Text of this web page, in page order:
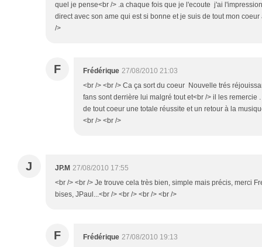
quel je pense<br /> .a chaque fois que je l'ecoute j'ai
direct avec son ame qui est si bonne et je suis de tout mon coeur
/>
F Frédérique 27/08/2010 21:03
<br /> <br /> Ca ça sort du coeur Nouvelle trés
fans sont derrière lui malgré tout et<br /> il les remercie
de tout coeur une totale réussite et un retour à la
<br /> <br />
J JP.M 27/08/2010 17:55
<br /> <br /> Je trouve cela très bien, simple mais précis, merci
bises, JPaul...<br /> <br /> <br /> <br />
F Frédérique 27/08/2010 19:13